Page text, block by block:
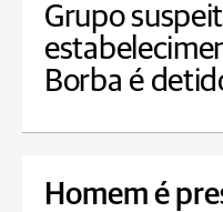
Grupo
Borba é
Homem é